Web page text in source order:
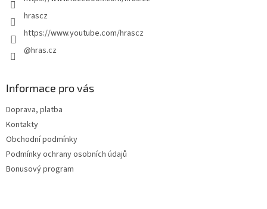
hrascz
https://www.youtube.com/hrascz
@hras.cz
Informace pro vás
Doprava, platba
Kontakty
Obchodní podmínky
Podmínky ochrany osobních údajů
Bonusový program